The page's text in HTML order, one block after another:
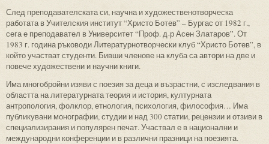
След преподавателската си, научна и художественотворческа
работата в Учителския институт “Христо Ботев” – Бургас от 1982 г.,
сега е преподавател в Университет “Проф. д-р Асен Златаров”. От
1983 г. година ръководи Литературнотворчески клуб “Христо Ботев”, в
който участват студенти. Бивши членове на клуба са автори на две и
повече художествени и научни книги.
Има многобройни изяви с поезия за деца и възрастни, с изследвания в
областта на литературната теория и история, културната
антропология, фолклор, етнология, психология, философия… Има
публикувани монографии, студии и над 300 статии, рецензии и отзиви в
специализирания и популярен печат. Участвал е в национални и
международни конференции и в различни празници на поезията.